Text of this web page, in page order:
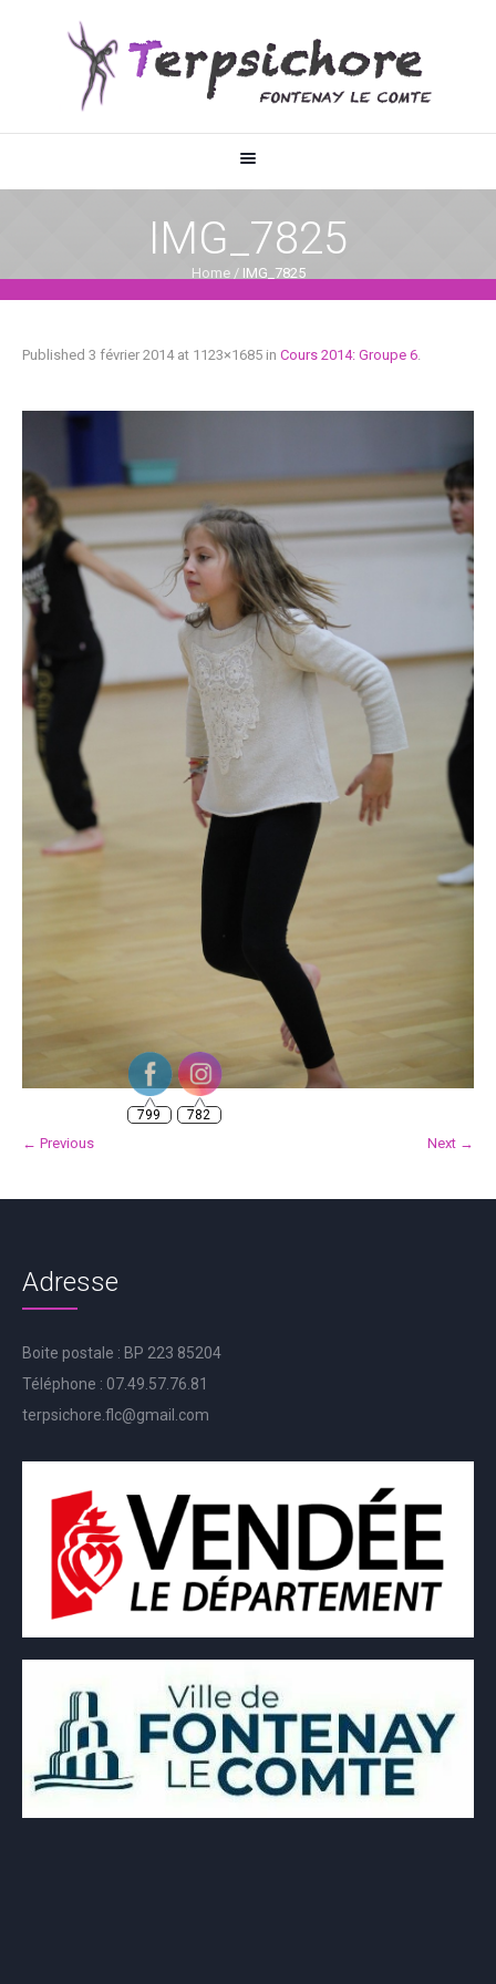
IMG_7825
Home / IMG_7825
Published 3 février 2014at 1123×1685 in Cours 2014: Groupe 6.
← Previous Next →
Adresse
Boite postale : BP 223 85204
Téléphone : 07.49.57.76.81
terpsichore.flc@gmail.com
799 782